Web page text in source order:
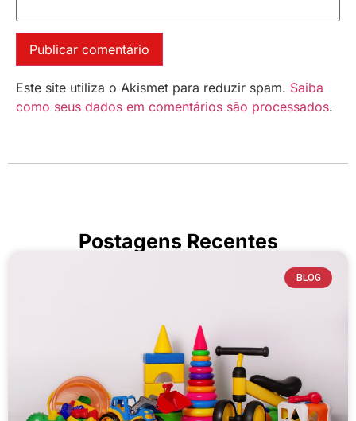
Este site utiliza o Akismet para reduzir spam. Saiba
como seus dados em comentários são processados.
Postagens Recentes
BLOG